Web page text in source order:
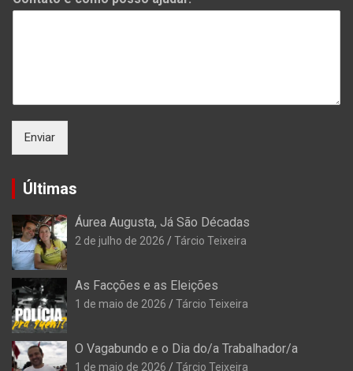
Enviar
Últimas
Áurea Augusta, Já São Décadas
2 de julho de 2026 Tárcio Teixeira
As Facções e as Eleições
1 de maio de 2026 Tárcio Teixeira
O Vagabundo e o Dia do/a Trabalhador/a
1 de maio de 2026 Tárcio Teixeira